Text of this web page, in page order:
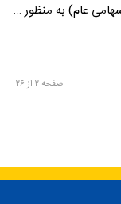
عام) به منظور …
صفحه ۲ از ۲۶